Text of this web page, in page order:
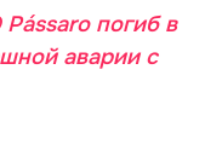
погиб в
аварии с